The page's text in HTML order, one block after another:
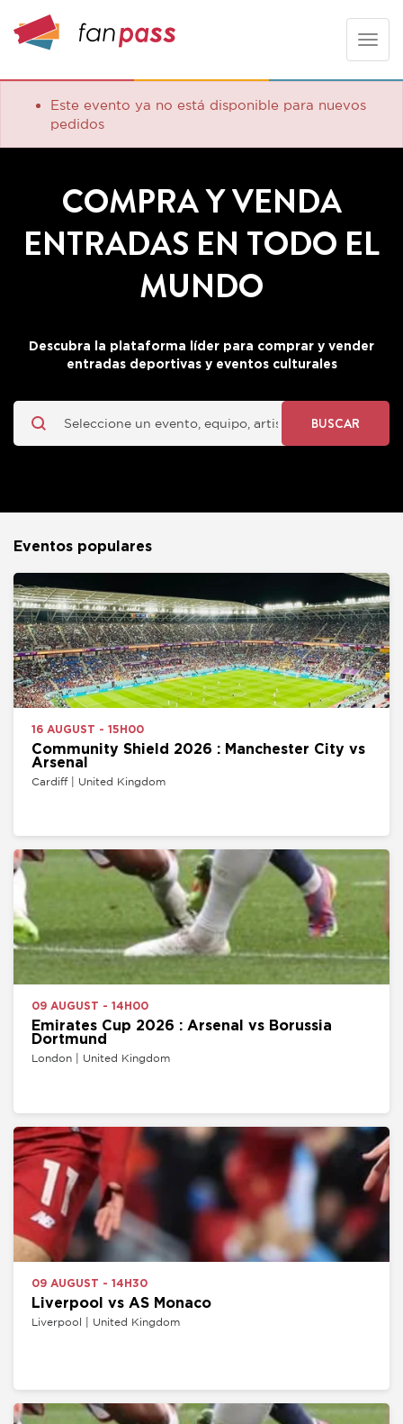
Toggle
Este evento ya no está disponible para nuevos
pedidos
COMPRA Y VENDA
ENTRADAS EN TODO EL
MUNDO
Descubra la plataforma líder para comprar y vender
entradas deportivas y eventos culturales
BUSCAR
Eventos populares
16 AUGUST - 15H00
Community Shield 2026 : Manchester City vs
Arsenal
Cardiff | United Kingdom
09 AUGUST - 14H00
Emirates Cup 2026 : Arsenal vs Borussia
Dortmund
London | United Kingdom
09 AUGUST - 14H30
Liverpool vs AS Monaco
Liverpool | United Kingdom